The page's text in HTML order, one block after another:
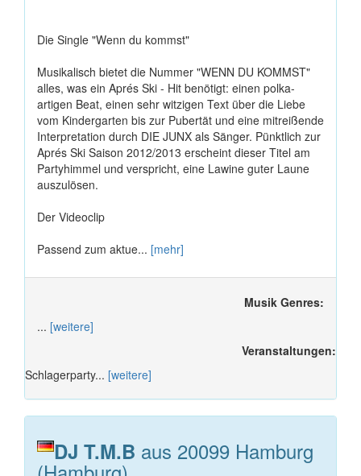
Die Single "Wenn du kommst"
Musikalisch bietet die Nummer "WENN DU KOMMST"
alles, was ein Aprés Ski - Hit benötigt: einen polka-
artigen Beat, einen sehr witzigen Text über die Liebe
vom Kindergarten bis zur Pubertät und eine mitreißende
Interpretation durch DIE JUNX als Sänger. Pünktlich zur
Aprés Ski Saison 2012/2013 erscheint dieser Titel am
Partyhimmel und verspricht, eine Lawine guter Laune
auszulösen.
Der Videoclip
Passend zum aktue... [mehr]
Musik Genres:
... [weitere]
Veranstaltungen:
Schlagerparty... [weitere]
DJ T.M.B aus 20099 Hamburg